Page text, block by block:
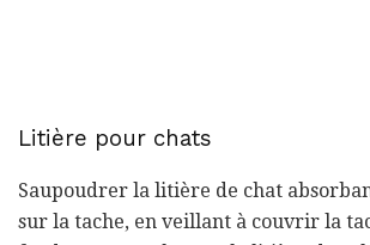
Litière pour chats
Saupoudrer la litière de chat
sur la tache, en veillant à couvrir la